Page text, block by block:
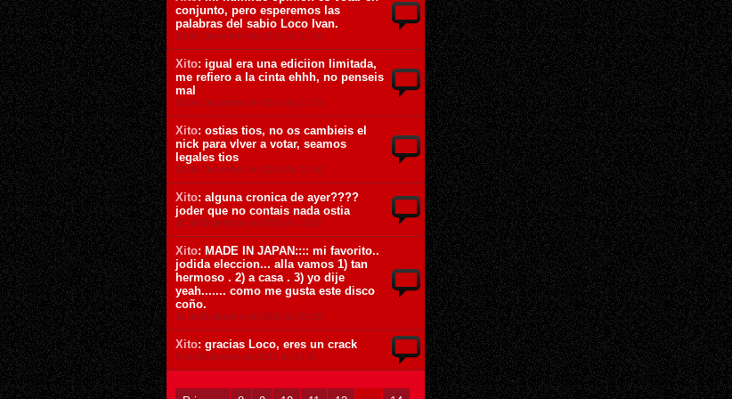
conjunto, pero esperemos las
palabras del sabio Loco Ivan.
13 de Diciembre de 2010 ás 21:34
Xito: igual era una ediciion limitada,
me refiero a la cinta ehhh, no penseis
mal
12 de Diciembre de 2010 ás 21:53
Xito: ostias tios, no os cambieis el
nick para vlver a votar, seamos
legales tios
12 de Diciembre de 2010 ás 01:42
Xito: alguna cronica de ayer????
joder que no contais nada ostia
11 de Diciembre de 2010 ás 18:52
Xito: MADE IN JAPAN:::: mi favorito..
jodida eleccion... alla vamos 1) tan
hermoso . 2) a casa . 3) yo dije
yeah....... como me gusta este disco
coño.
11 de Diciembre de 2010 ás 09:28
Xito: gracias Loco, eres un crack
9 de Diciembre de 2010 ás 14:01